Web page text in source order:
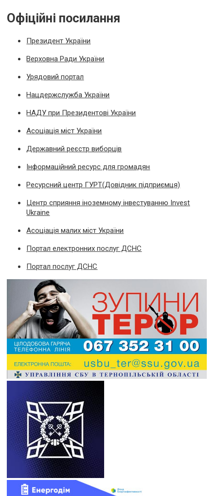
Офіційні посилання
Президент України
Верховна Ради України
Урядовий портал
Нацдержслужба України
НАДУ при Президентові України
Асоціація міст України
Державний реєстр виборців
Інформаційний ресурс для громадян
Ресурсний центр ГУРТ(Довідник підприємця)
Центр сприяння іноземному інвестуванню Invest
Ukraine
Асоціація малих міст України
Портал електронних послуг ДСНС
Портал послуг ДСНС